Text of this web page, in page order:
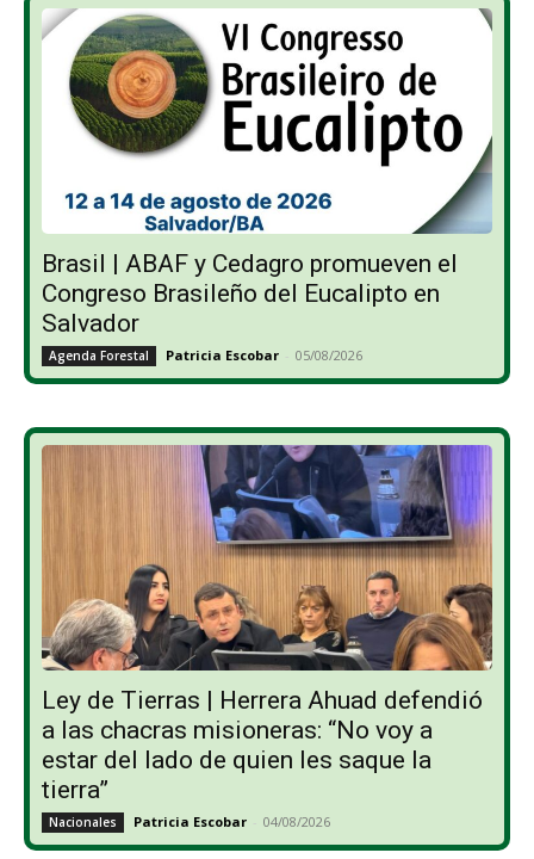
Brasil | ABAF y Cedagro promueven el
Congreso Brasileño del Eucalipto en
Salvador
Agenda Forestal Patricia Escobar - 05/08/2026
Ley de Tierras | Herrera Ahuad defendió
a las chacras misioneras: “No voy a
estar del lado de quien les saque la
tierra”
Nacionales Patricia Escobar - 04/08/2026